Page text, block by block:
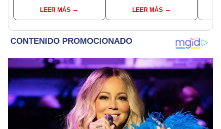
Sub 17 de Vóley 2026
LEER MÁS LEER MÁS